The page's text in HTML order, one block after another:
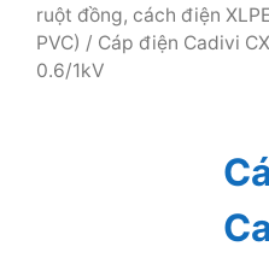
ruột đồng, cách điện
PVC) / Cáp điện Cadivi
0.6/1kV